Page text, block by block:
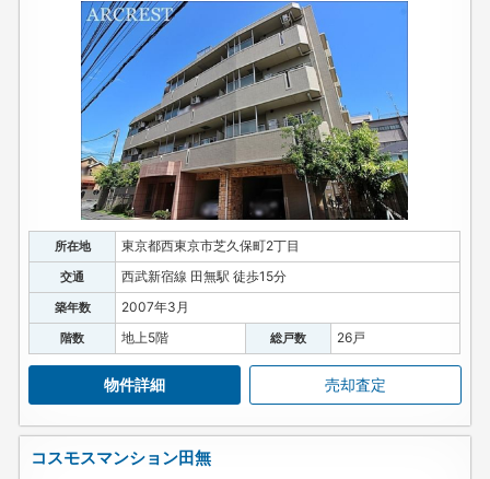
所在地 東京都西東京市芝久保町2丁目
交通 西武新宿線 田無駅 徒歩15分
築年数 2007年3月
階数 地上5階 総戸数 26戸
物件詳細 売却査定
コスモスマンション田無